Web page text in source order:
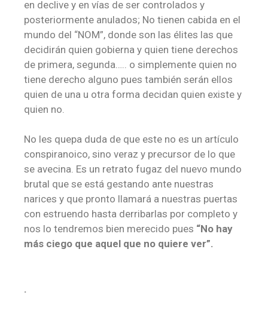
en declive y en vías de ser controlados y
posteriormente anulados; No tienen cabida en el
mundo del “NOM”, donde son las élites las que
decidirán quien gobierna y quien tiene derechos
de primera, segunda….. o simplemente quien no
tiene derecho alguno pues también serán ellos
quien de una u otra forma decidan quien existe y
quien no.
No les quepa duda de que este no es un artículo
conspiranoico, sino veraz y precursor de lo que
se avecina. Es un retrato fugaz del nuevo mundo
brutal que se está gestando ante nuestras
narices y que pronto llamará a nuestras puertas
con estruendo hasta derribarlas por completo y
nos lo tendremos bien merecido pues “No hay
más ciego que aquel que no quiere ver”.
.